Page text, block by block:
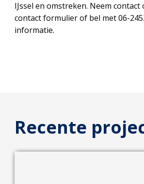
IJssel en omstreken. Neem contact
contact formulier of bel met 06-
informatie.
Recente